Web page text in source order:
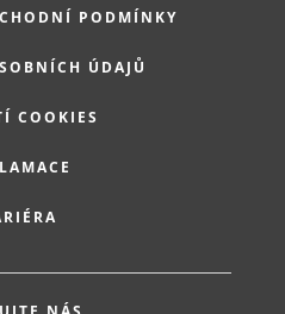
PODMÍNKY
ÚDAJŮ
COOKIES